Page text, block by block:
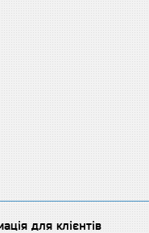
для клієнтів